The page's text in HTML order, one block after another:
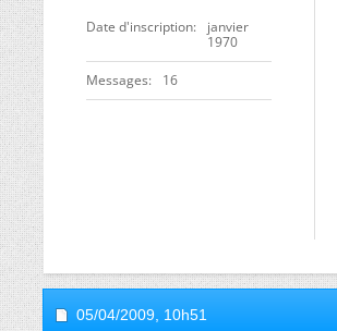
Date d'inscription
janvier
1970
Messages 16
05/04/2009, 10h51